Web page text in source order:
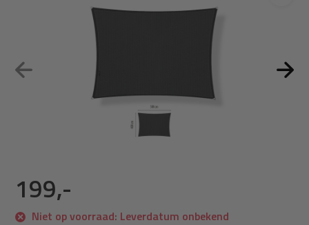
199,-
Niet op voorraad: Leverdatum onbekend